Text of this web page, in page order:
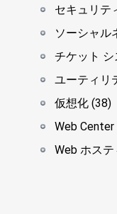
セキュリテ
ソーシャル
チケット
ユーティリ
仮想化 (38)
Web Center
Web ホス